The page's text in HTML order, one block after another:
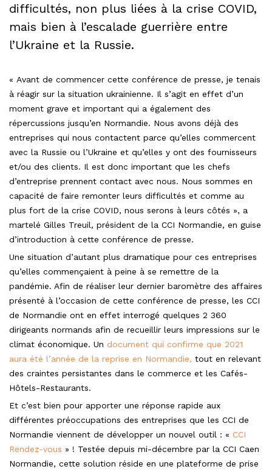
difficultés, non plus liées à la crise COVID,
mais bien à l’escalade guerrière entre
l’Ukraine et la Russie.
« Avant de commencer cette conférence de presse, je tenais
à réagir sur la situation ukrainienne. Il s’agit en effet d’un
moment grave et important qui a également des
répercussions jusqu’en Normandie. Nous avons déjà des
entreprises qui nous contactent parce qu’elles commercent
avec la Russie ou l’Ukraine et qu’elles y ont des fournisseurs
et/ou des clients. Il est donc important que les chefs
d’entreprise prennent contact avec nous. Nous sommes en
capacité de faire remonter leurs difficultés et comme au
plus fort de la crise COVID, nous serons à leurs côtés », a
martelé Gilles Treuil, président de la CCI Normandie, en guise
d’introduction à cette conférence de presse.
Une situation d’autant plus dramatique pour ces entreprises
qu’elles commençaient à peine à se remettre de la
pandémie. Afin de réaliser leur dernier baromètre des affaires
présenté à l’occasion de cette conférence de presse, les CCI
de Normandie ont en effet interrogé quelques 2 360
dirigeants normands afin de recueillir leurs impressions sur le
climat économique. Un document qui confirme que 2021
aura été l’année de la reprise en Normandie, tout en relevant
des craintes persistantes dans le commerce et les Cafés-
Hôtels-Restaurants.
Et c’est bien pour apporter une réponse rapide aux
différentes préoccupations des entreprises que les CCI de
Normandie viennent de développer un nouvel outil : « CCI
Rendez-vous » ! Testée depuis mi-décembre par la CCI Caen
Normandie, cette solution réside en une plateforme de prise